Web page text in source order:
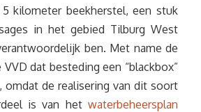
kilometer beekherstel, een stuk
in het gebied Tilburg West
ben. Met name de
dat besteding een “blackbox”
omdat de realisering van dit soort
is van het waterbeheersplan